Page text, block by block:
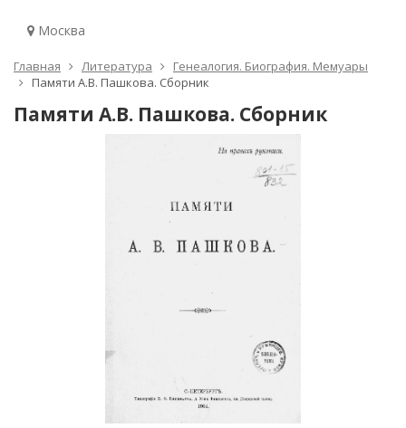
Москва
Главная Литература
Генеалогия. Биография. Мемуары
Памяти А.В. Пашкова. Сборник
Памяти А.В. Пашкова. Сборник